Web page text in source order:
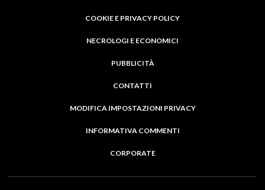
COOKIE E PRIVACY POLICY
NECROLOGI E ECONOMICI
PUBBLICITÀ
CONTATTI
MODIFICA IMPOSTAZIONI PRIVACY
INFORMATIVA COMMENTI
CORPORATE